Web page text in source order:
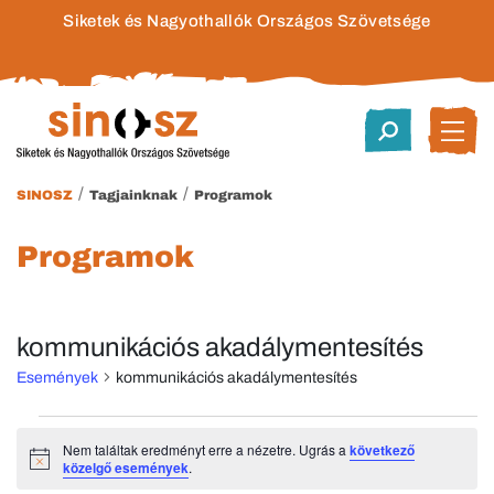
Siketek és Nagyothallók Országos Szövetsége
SINOSZ / Tagjainknak / Programok
Programok
kommunikációs akadálymentesítés
Események kommunikációs akadálymentesítés
Események
Notice
Nem találtak eredményt erre a nézetre. Ugrás akövetkező
közelgő események.